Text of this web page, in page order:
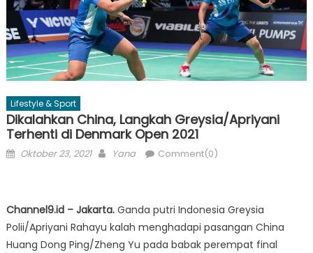
Lifestyle & Sport
Dikalahkan China, Langkah Greysia/Apriyani
Terhenti di Denmark Open 2021
Posted
Oktober 23, 2021 Author
Yana Comment(0)
Channel9.id – Jakarta. Ganda putri Indonesia Greysia
Polii/Apriyani Rahayu kalah menghadapi pasangan China
Huang Dong Ping/Zheng Yu pada babak perempat final